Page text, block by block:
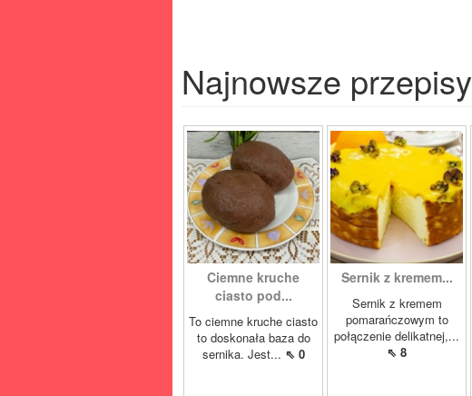
Najnowsze przepisy
Ciemne kruche
ciasto pod...
To ciemne kruche ciasto
to doskonała baza do
sernika. Jest... ⇖ 0
Sernik z kremem...
Sernik z kremem
pomarańczowym to
połączenie delikatnej,...
⇖ 8